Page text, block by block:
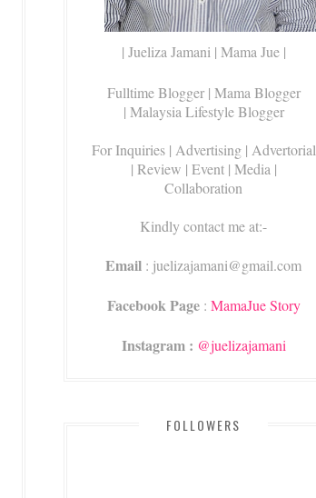
| Jueliza Jamani | Mama Jue |
Fulltime Blogger | Mama Blogger
| Malaysia Lifestyle Blogger
For Inquiries | Advertising | Advertorial
| Review | Event | Media |
Collaboration
Kindly contact me at:-
Email : juelizajamani@gmail.com
Facebook Page: MamaJue Story
Instagram : @juelizajamani
FOLLOWERS